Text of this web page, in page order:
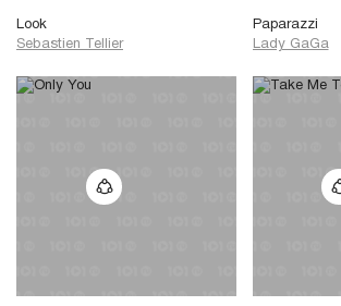
Look
Sebastien Tellier
Paparazzi
Lady GaGa